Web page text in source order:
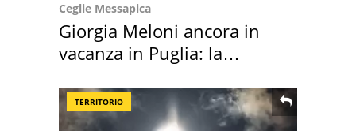
Ceglie Messapica
Giorgia Meloni ancora in
vacanza in Puglia: la
TERRITORIO